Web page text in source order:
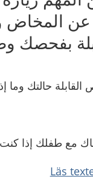
المخاض
بفحصك
القابلة حالتك وما
مع طفلك إذا